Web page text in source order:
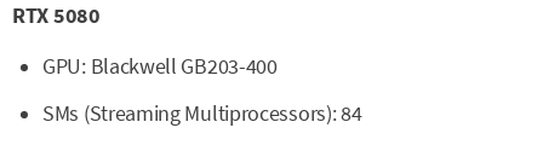
RTX 5080
GPU: Blackwell GB203-400
SMs (Streaming Multiprocessors): 84